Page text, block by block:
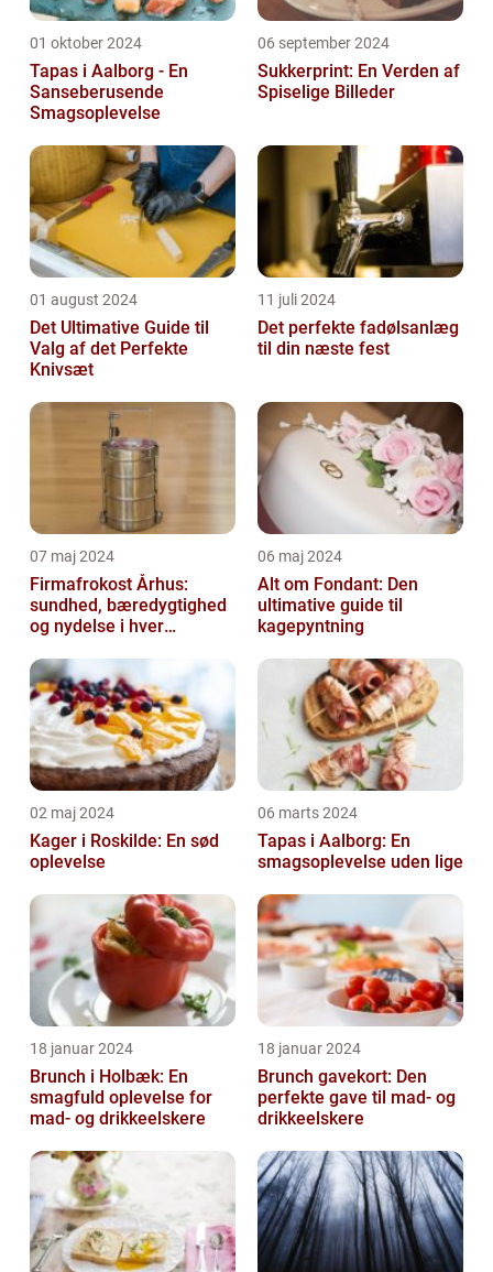
01 oktober 2024
Tapas i Aalborg - En
Sanseberusende
Smagsoplevelse
06 september 2024
Sukkerprint: En Verden af
Spiselige Billeder
01 august 2024
Det Ultimative Guide til
Valg af det Perfekte
Knivsæt
11 juli 2024
Det perfekte fadølsanlæg
til din næste fest
07 maj 2024
Firmafrokost Århus:
sundhed, bæredygtighed
og nydelse i hver
06 maj 2024
Alt om Fondant: Den
ultimative guide til
kagepyntning
02 maj 2024
Kager i Roskilde: En sød
oplevelse
06 marts 2024
Tapas i Aalborg: En
smagsoplevelse uden lige
18 januar 2024
Brunch i Holbæk: En
smagfuld oplevelse for
mad- og drikkeelskere
18 januar 2024
Brunch gavekort: Den
perfekte gave til mad- og
drikkeelskere